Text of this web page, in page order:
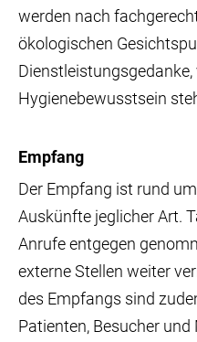
werden nach
ökologischen
Hygienebewusstsein
Empfang
Der Empfang ist rund
Auskünfte jeglicher Art.
Anrufe entgegen
externe Stellen weiter
des Empfangs sind
Patienten, Besucher